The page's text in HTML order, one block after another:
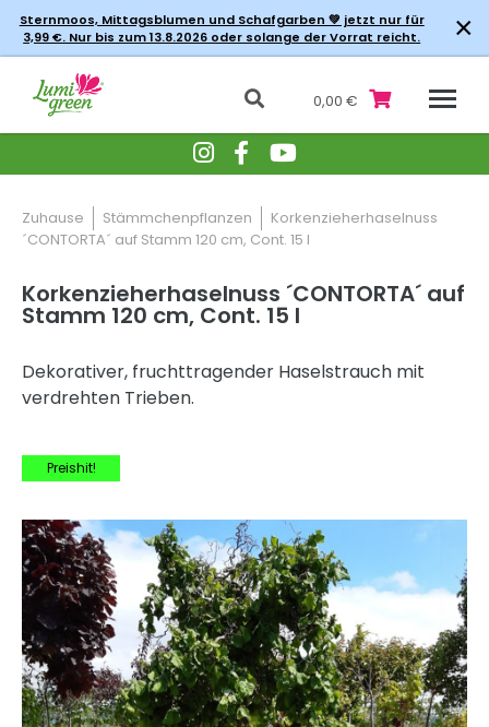
Sternmoos, Mittagsblumen und Schafgarben 💚 jetzt nur für
3,99 €. Nur bis zum 13.8.2026 oder solange der Vorrat reicht.
×
0,00 €
Zuhause Stämmchenpflanzen
Korkenzieherhaselnuss
´CONTORTA´ auf Stamm 120 cm, Cont. 15 l
Korkenzieherhaselnuss ´CONTORTA´ auf
Stamm 120 cm, Cont. 15 l
Dekorativer, fruchttragender Haselstrauch mit
verdrehten Trieben.
Preishit!